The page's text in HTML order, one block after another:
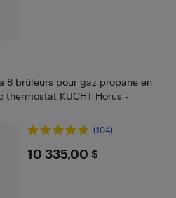
8 brûleurs pour gaz propane en
KUCHT Horus -
(104)
$10335
10 335,00 $